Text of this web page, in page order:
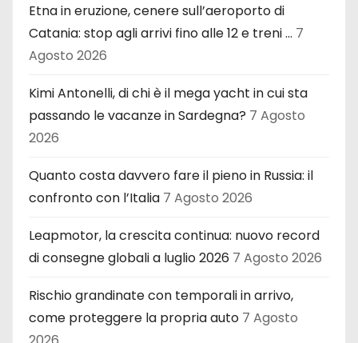
Etna in eruzione, cenere sull’aeroporto di
Catania: stop agli arrivi fino alle 12 e treni … 7
Agosto 2026
Kimi Antonelli, di chi è il mega yacht in cui sta
passando le vacanze in Sardegna? 7 Agosto
2026
Quanto costa davvero fare il pieno in Russia: il
confronto con l’Italia 7 Agosto 2026
Leapmotor, la crescita continua: nuovo record
di consegne globali a luglio 2026 7 Agosto 2026
Rischio grandinate con temporali in arrivo,
come proteggere la propria auto 7 Agosto